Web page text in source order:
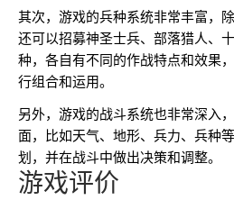
其次，游戏的兵种系统非常丰富，
还可以招募神圣士兵、部落猎人、
种，各自有不同的作战特点和效果
行组合和运用。
另外，游戏的战斗系统也非常深入
面，比如天气、地形、兵力、兵种
划，并在战斗中做出决策和调整。
游戏评价